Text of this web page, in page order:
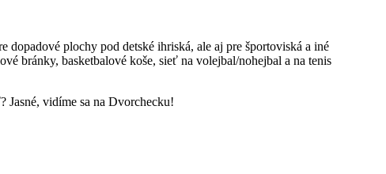
plochy pod detské ihriská, ale aj pre športoviská a iné
bránky, basketbalové koše, sieť na volejbal/nohejbal a na tenis
Jasné, vidíme sa na Dvorchecku!